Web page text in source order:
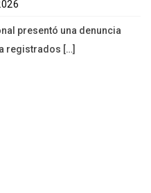
presentó una denuncia
registrados […]